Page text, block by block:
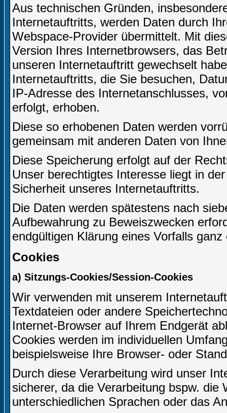
Aus technischen Gründen,
Internetauftritts, werden Daten durch
Webspace-Provider übermittelt. Mit
Version Ihres Internetbrowsers, das
unseren Internetauftritt gewechselt
Internetauftritts, die Sie besuchen,
IP-Adresse des Internetanschlusses,
erfolgt, erhoben.
Diese so erhobenen Daten werden
gemeinsam mit anderen Daten von
Diese Speicherung erfolgt auf der
Unser berechtigtes Interesse liegt in
Sicherheit unseres Internetauftritts.
Die Daten werden spätestens nach
Aufbewahrung zu Beweiszwecken
endgültigen Klärung eines Vorfalls
Cookies
a) Sitzungs-Cookies/Session-Cookies
Wir verwenden mit unserem
Textdateien oder andere
Internet-Browser auf Ihrem Endgerät
Cookies werden im individuellen
beispielsweise Ihre Browser- oder
Durch diese Verarbeitung wird unser
sicherer, da die Verarbeitung bspw.
unterschiedlichen Sprachen oder das